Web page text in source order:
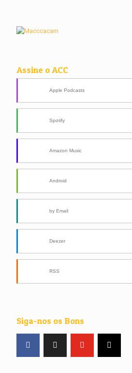
Assine o ACC
Apple Podcasts
Spotify
Amazon Music
Android
by Email
Deezer
RSS
Siga-nos os Bons